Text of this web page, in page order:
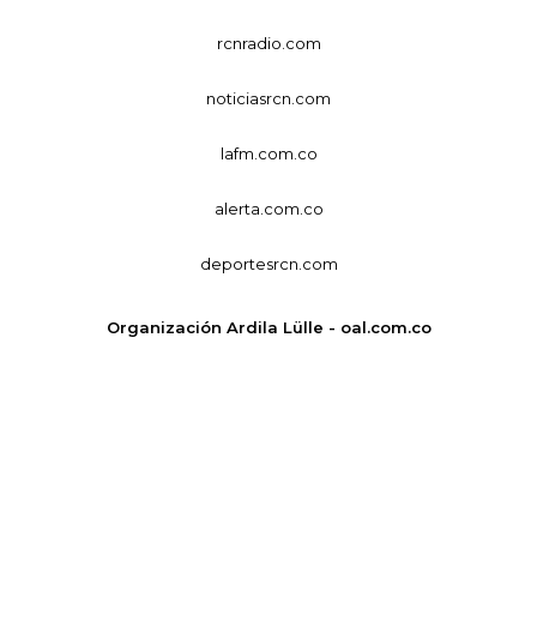
rcnradio.com
noticiasrcn.com
lafm.com.co
alerta.com.co
deportesrcn.com
Organización Ardila Lülle - oal.com.co